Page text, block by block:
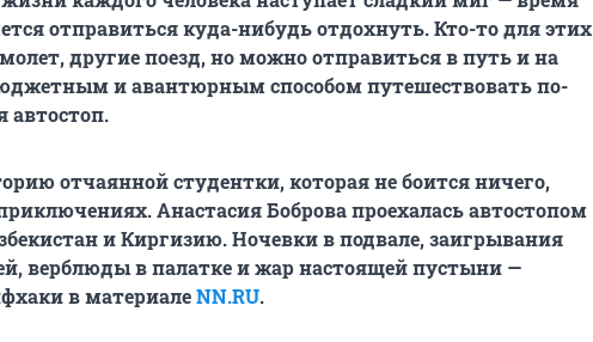
отправиться куда-нибудь отдохнуть. Кто-то для этих
другие поезд, но можно отправиться в путь и на
и авантюрным способом путешествовать по-
автостоп.
отчаянной студентки, которая не боится ничего,
Анастасия Боброва проехалась автостопом
и Киргизию. Ночевки в подвале, заигрывания
верблюды в палатке и жар настоящей пустыни —
в материалеNN.RU.